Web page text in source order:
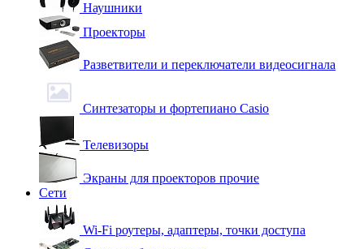
Наушники
Проекторы
Разветвители и переключатели видеосигнала
Синтезаторы и фортепиано Casio
Телевизоры
Экраны для проекторов прочие
Сети
Wi-Fi роутеры, адаптеры, точки доступа